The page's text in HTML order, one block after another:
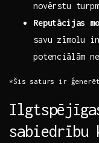
novērstu
Reputācijas
savu zīmolu
potenciālām
*Šis‍ saturs​ ir
sabiedrību⁤